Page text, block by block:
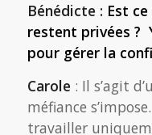
Bénédicte : Est
restent privées ?
pour gérer la
Carole : Il s’agit
méfiance
travailler